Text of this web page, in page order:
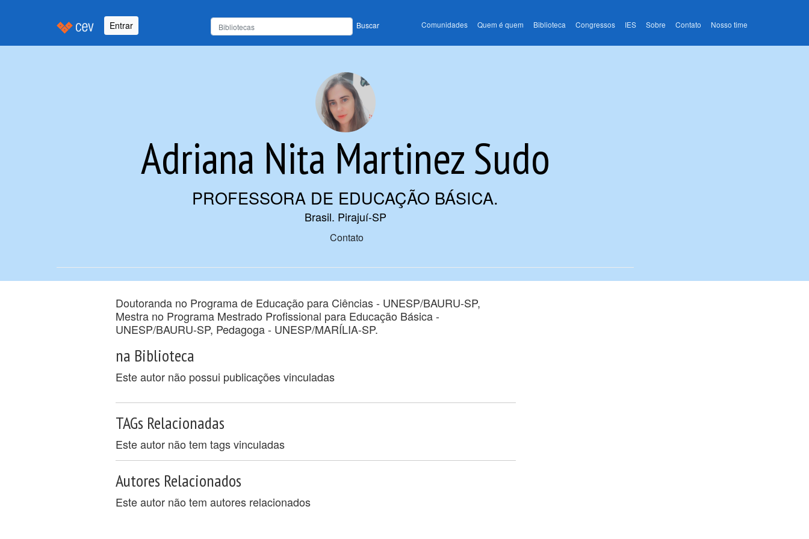
Entrar Buscar Comunidades Quem é quem Biblioteca Congressos IES Sobre Contato Nosso time
Adriana Nita Martinez Sudo
PROFESSORA DE EDUCAÇÃO BÁSICA.
Brasil. Pirajuí-SP
Contato
Doutoranda no Programa de Educação para Ciências - UNESP/BAURU-SP,
Mestra no Programa Mestrado Profissional para Educação Básica -
UNESP/BAURU-SP, Pedagoga - UNESP/MARÍLIA-SP.
na Biblioteca
Este autor não possui publicações vinculadas
TAGs Relacionadas
Este autor não tem tags vinculadas
Autores Relacionados
Este autor não tem autores relacionados